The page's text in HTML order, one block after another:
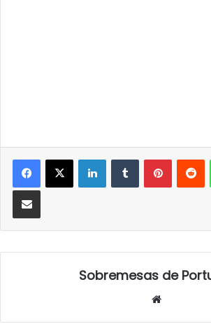
LinkedInTumblrPinterest
Partilhar Via Email
Sobremesas de